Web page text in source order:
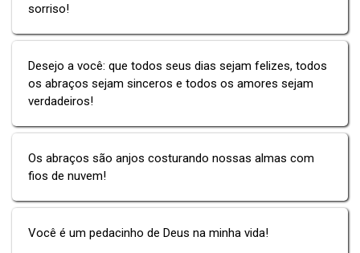
sorriso!
Desejo a você: que todos seus dias sejam felizes, todos
os abraços sejam sinceros e todos os amores sejam
verdadeiros!
Os abraços são anjos costurando nossas almas com
fios de nuvem!
Você é um pedacinho de Deus na minha vida!